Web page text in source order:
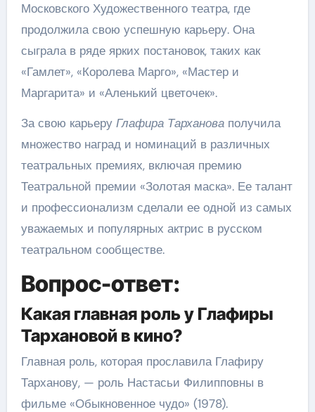
Московского Художественного театра, где
продолжила свою успешную карьеру. Она
сыграла в ряде ярких постановок, таких как
«Гамлет», «Королева Марго», «Мастер и
Маргарита» и «Аленький цветочек».
За свою карьеру Глафира Тархановаполучила
множество наград и номинаций в различных
театральных премиях, включая премию
Театральной премии «Золотая маска». Ее талант
и профессионализм сделали ее одной из самых
уважаемых и популярных актрис в русском
театральном сообществе.
Вопрос-ответ:
Какая главная роль у Глафиры
Тархановой в кино?
Главная роль, которая прославила Глафиру
Тарханову, — роль Настасьи Филипповны в
фильме «Обыкновенное чудо» (1978).